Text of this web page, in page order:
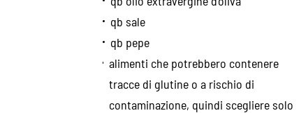
qb sale
qb pepe
alimenti che potrebbero contenere
tracce di glutine o a rischio di
contaminazione, quindi scegliere solo